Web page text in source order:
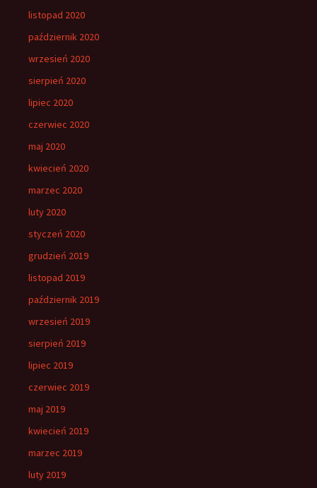
listopad 2020
październik 2020
wrzesień 2020
sierpień 2020
lipiec 2020
czerwiec 2020
maj 2020
kwiecień 2020
marzec 2020
luty 2020
styczeń 2020
grudzień 2019
listopad 2019
październik 2019
wrzesień 2019
sierpień 2019
lipiec 2019
czerwiec 2019
maj 2019
kwiecień 2019
marzec 2019
luty 2019